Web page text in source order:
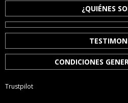
¿QUIÉNES
CONDICIONES
Trustpilot